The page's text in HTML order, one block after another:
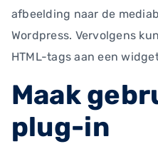
afbeelding naar de
Wordpress. Vervolgens
HTML-tags aan een
Maak
plug-in